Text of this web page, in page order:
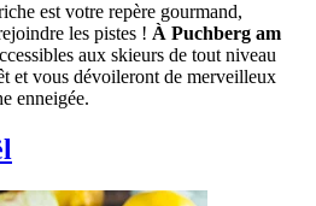
est votre repère gourmand,
les pistes ! À Puchberg am
aux skieurs de tout niveau
et vous dévoileront de merveilleux
enneigée.